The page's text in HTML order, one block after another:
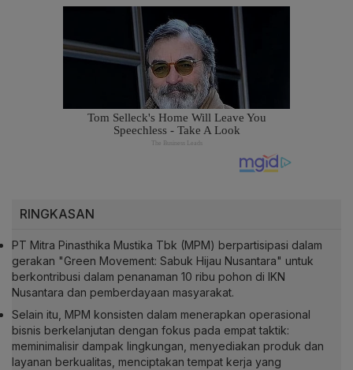
RINGKASAN
PT Mitra Pinasthika Mustika Tbk (MPM) berpartisipasi dalam
gerakan "Green Movement: Sabuk Hijau Nusantara" untuk
berkontribusi dalam penanaman 10 ribu pohon di IKN
Nusantara dan pemberdayaan masyarakat.
Selain itu, MPM konsisten dalam menerapkan operasional
bisnis berkelanjutan dengan fokus pada empat taktik:
meminimalisir dampak lingkungan, menyediakan produk dan
layanan berkualitas, menciptakan tempat kerja yang